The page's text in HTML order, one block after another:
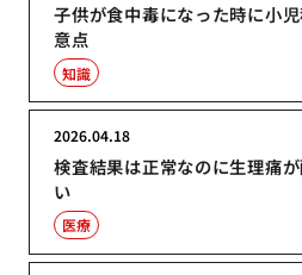
子供が食中毒になった時に小
意点
知識
検査結果は正常なのに生理痛
い
2026.04.18
医療